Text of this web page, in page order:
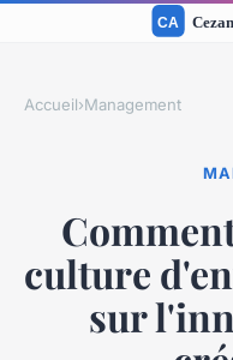
Accueil›Management
culture
sur